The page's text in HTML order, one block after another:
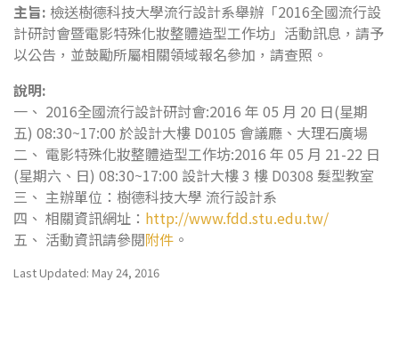
主旨: 檢送樹德科技大學流行設計系舉辦「2016全國流行設
計研討會暨電影特殊化妝整體造型工作坊」活動訊息，請予
以公告，並鼓勵所屬相關領域報名參加，請查照。
說明:
一、 2016全國流行設計研討會:2016 年 05 月 20 日(星期
五) 08:30~17:00 於設計大樓 D0105 會議廳、大理石廣場
二、 電影特殊化妝整體造型工作坊:2016 年 05 月 21-22 日
(星期六、日) 08:30~17:00 設計大樓 3 樓 D0308 髮型教室
三、 主辦單位：樹德科技大學 流行設計系
四、 相關資訊網址： http://www.fdd.stu.edu.tw/
五、 活動資訊請參閱附件 。
Last Updated: May 24, 2016